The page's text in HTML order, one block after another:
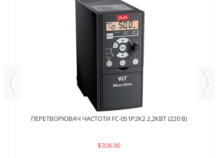
ПЕРЕТВОРЮВАЧ ЧАСТОТИ FC-051P2K2 2,2КВТ (220 В)
$306.90